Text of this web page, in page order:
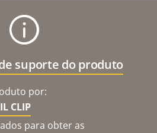
suporte do produto
por:
CLIP
para obter as